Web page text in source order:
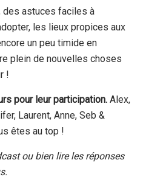
des astuces faciles à
les lieux propices aux
un peu timide en
plein de nouvelles choses
!
pour leur participation. Alex,
Laurent, Anne, Seb &
êtes au top !
ou bien lire les réponses